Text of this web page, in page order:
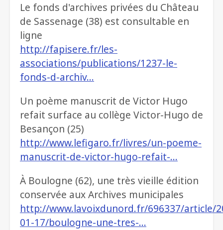
Le fonds d'archives privées du Château
de Sassenage (38) est consultable en
ligne
http://fapisere.fr/les-
associations/publications/1237-le-
fonds-d-archiv…
Un poème manuscrit de Victor Hugo
refait surface au collège Victor-Hugo de
Besançon (25)
http://www.lefigaro.fr/livres/un-poeme-
manuscrit-de-victor-hugo-refait-…
À Boulogne (62), une très vieille édition
conservée aux Archives municipales
http://www.lavoixdunord.fr/696337/article/
01-17/boulogne-une-tres-…